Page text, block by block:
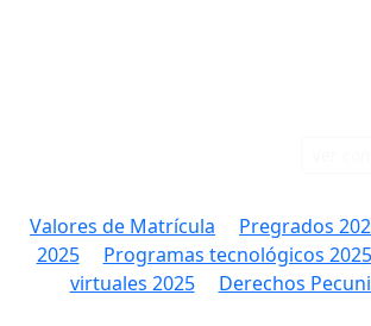
Valores de Matrícula Pregrados
2025
Programas tecnológicos 2025
virtuales 2025
Derechos